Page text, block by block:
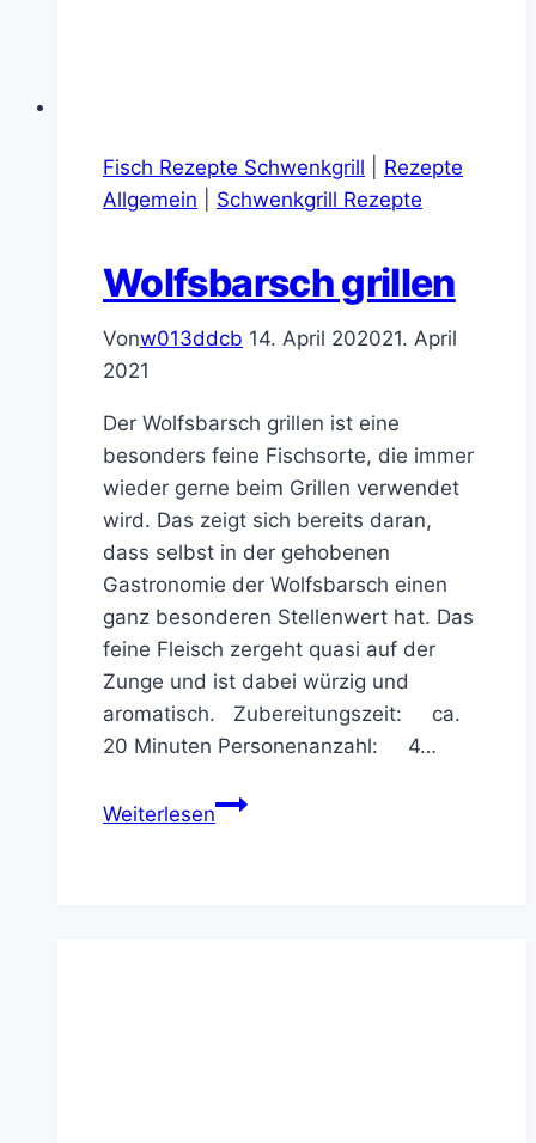
Fisch Rezepte Schwenkgrill
Rezepte
Allgemein
Schwenkgrill Rezepte
Wolfsbarsch grillen
Vonw013ddcb 14. April 202021. April
2021
Der Wolfsbarsch grillen ist eine
besonders feine Fischsorte, die immer
wieder gerne beim Grillen verwendet
wird. Das zeigt sich bereits daran,
dass selbst in der gehobenen
Gastronomie der Wolfsbarsch einen
ganz besonderen Stellenwert hat. Das
feine Fleisch zergeht quasi auf der
Zunge und ist dabei würzig und
aromatisch. Zubereitungszeit: ca.
20 Minuten Personenanzahl: 4…
WeiterlesenWolfsbarsch